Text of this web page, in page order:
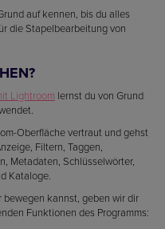
auf kennen, bis du alles
die Stapelbearbeitung von
Lightroom lernst du von Grund
Oberfläche vertraut und gehst
Filtern, Taggen,
Metadaten, Schlüsselwörter,
Kataloge.
kannst, geben wir dir
Funktionen des Programms: